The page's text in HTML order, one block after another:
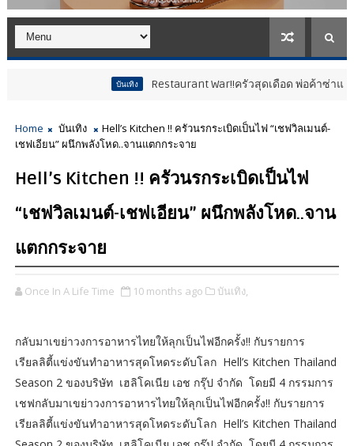
Restaurant War!!ครัวสุดเดือด พ่อค้าซ่าแม่ค้าแซ่บ..ส
Home บันเทิง
Hell’s Kitchen !! ครัวนรกระเบิดเป็นไฟ “เชฟวิลเมนต์-
เชฟเอียน” ผนึกพลังโหด..จานแตกกระจาย
Hell’s Kitchen !! ครัวนรกระเบิดเป็นไฟ
“เชฟวิลเมนต์-เชฟเอียน” ผนึกพลังโหด..จาน
แตกกระจาย
Once In A Life Time 10 months ago บันเทิง,
กลับมาเขย่าวงการอาหารไทยให้ลุกเป็นไฟอีกครั้ง!! กับรายการ
เรียลลิตี้แข่งขันทำอาหารสุดโหดระดับโลก Hell’s Kitchen Thailand
Season 2 ของบริษัท เฮลิโคเนีย เอช กรุ๊ป จำกัด โดยมี 4 กรรมการ
เชฟกลับมาเขย่าวงการอาหารไทยให้ลุกเป็นไฟอีกครั้ง!! กับรายการ
เรียลลิตี้แข่งขันทำอาหารสุดโหดระดับโลก Hell’s Kitchen Thailand